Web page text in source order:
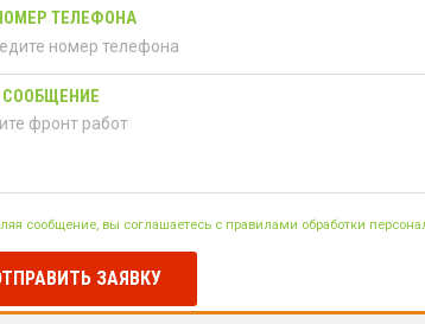
ТЕЛЕФОНА
СООБЩЕНИЕ
сообщение, вы соглашаетесь с правилами обработки
ЗАЯВКУ